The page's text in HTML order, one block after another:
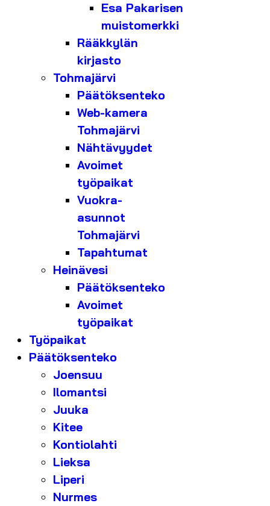
Esa Pakarisen
muistomerkki
Rääkkylän
kirjasto
Tohmajärvi
Päätöksenteko
Web-kamera
Tohmajärvi
Nähtävyydet
Avoimet
työpaikat
Vuokra-
asunnot
Tohmajärvi
Tapahtumat
Heinävesi
Päätöksenteko
Avoimet
työpaikat
Työpaikat
Päätöksenteko
Joensuu
Ilomantsi
Juuka
Kitee
Kontiolahti
Lieksa
Liperi
Nurmes